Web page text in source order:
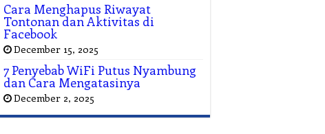
Cara Menghapus Riwayat
Tontonan dan Aktivitas di
Facebook
December 15, 2025
7 Penyebab WiFi Putus Nyambung
dan Cara Mengatasinya
December 2, 2025